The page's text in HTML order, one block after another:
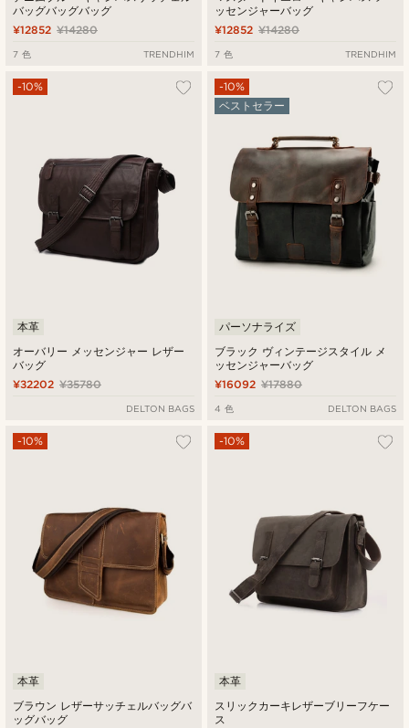
バッグバッグバッグ
¥14280
¥12852
7 色 TRENDHIM
ッセンジャーバッグ
¥14280
¥12852
7 色 TRENDHIM
オーバリー メッセンジャー レザー
バッグ
-10%
本革
¥35780
¥32202
DELTON BAGS
ブラック ヴィンテージスタイル メ
ッセンジャーバッグ
-10%
ベストセラー
パーソナライズ
¥17880
¥16092
4 色 DELTON BAGS
ブラウン レザーサッチェルバッグバ
ッグバッグ
-10%
本革
スリックカーキレザーブリーフケー
ス
-10%
本革